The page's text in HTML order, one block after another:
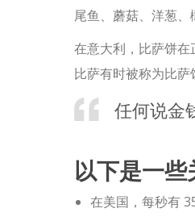
尾鱼、蘑菇、洋葱、
在意大利，比萨饼
比萨有时被称为比萨
任何说金
以下是一些
在美国，每秒有